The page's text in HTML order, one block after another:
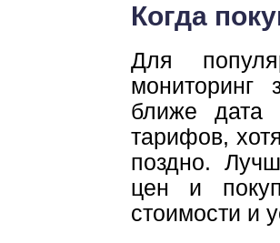
Когда
Для
ближе дата
тарифов,
поздно.
цен и
стоимости и